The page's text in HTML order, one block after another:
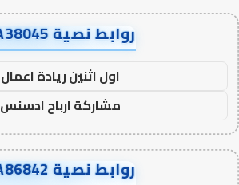
روابط نصية AA38045
اول اثنين ريادة اعمال
مشاركة ارباح ادسنس
روابط نصية AA86842